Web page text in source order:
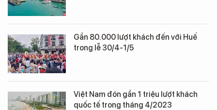
Gần 80.000 lượt khách đến với Huế
trong lễ 30/4-1/5
Việt Nam đón gần 1 triệu lượt khách
quốc tế trong tháng 4/2023